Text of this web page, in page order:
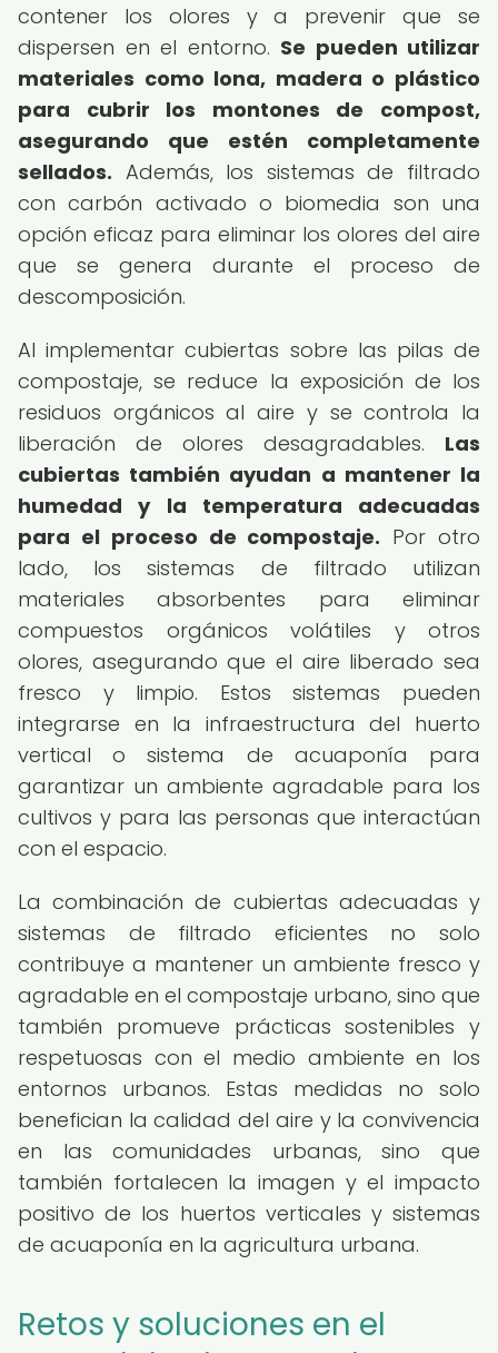
contener los olores y a prevenir que se
dispersen en el entorno. Se pueden utilizar
materiales como lona, madera o plástico
para cubrir los montones de compost,
asegurando que estén completamente
sellados. Además, los sistemas de filtrado
con carbón activado o biomedia son una
opción eficaz para eliminar los olores del aire
que se genera durante el proceso de
descomposición.
Al implementar cubiertas sobre las pilas de
compostaje, se reduce la exposición de los
residuos orgánicos al aire y se controla la
liberación de olores desagradables. Las
cubiertas también ayudan a mantener la
humedad y la temperatura adecuadas
para el proceso de compostaje. Por otro
lado, los sistemas de filtrado utilizan
materiales absorbentes para eliminar
compuestos orgánicos volátiles y otros
olores, asegurando que el aire liberado sea
fresco y limpio. Estos sistemas pueden
integrarse en la infraestructura del huerto
vertical o sistema de acuaponía para
garantizar un ambiente agradable para los
cultivos y para las personas que interactúan
con el espacio.
La combinación de cubiertas adecuadas y
sistemas de filtrado eficientes no solo
contribuye a mantener un ambiente fresco y
agradable en el compostaje urbano, sino que
también promueve prácticas sostenibles y
respetuosas con el medio ambiente en los
entornos urbanos. Estas medidas no solo
benefician la calidad del aire y la convivencia
en las comunidades urbanas, sino que
también fortalecen la imagen y el impacto
positivo de los huertos verticales y sistemas
de acuaponía en la agricultura urbana.
Retos y soluciones en el